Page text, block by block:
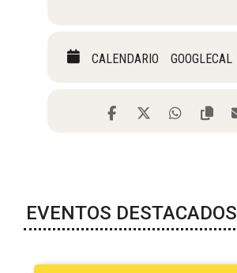
CALENDARIO GOOGLECAL
EVENTOS DESTACADOS